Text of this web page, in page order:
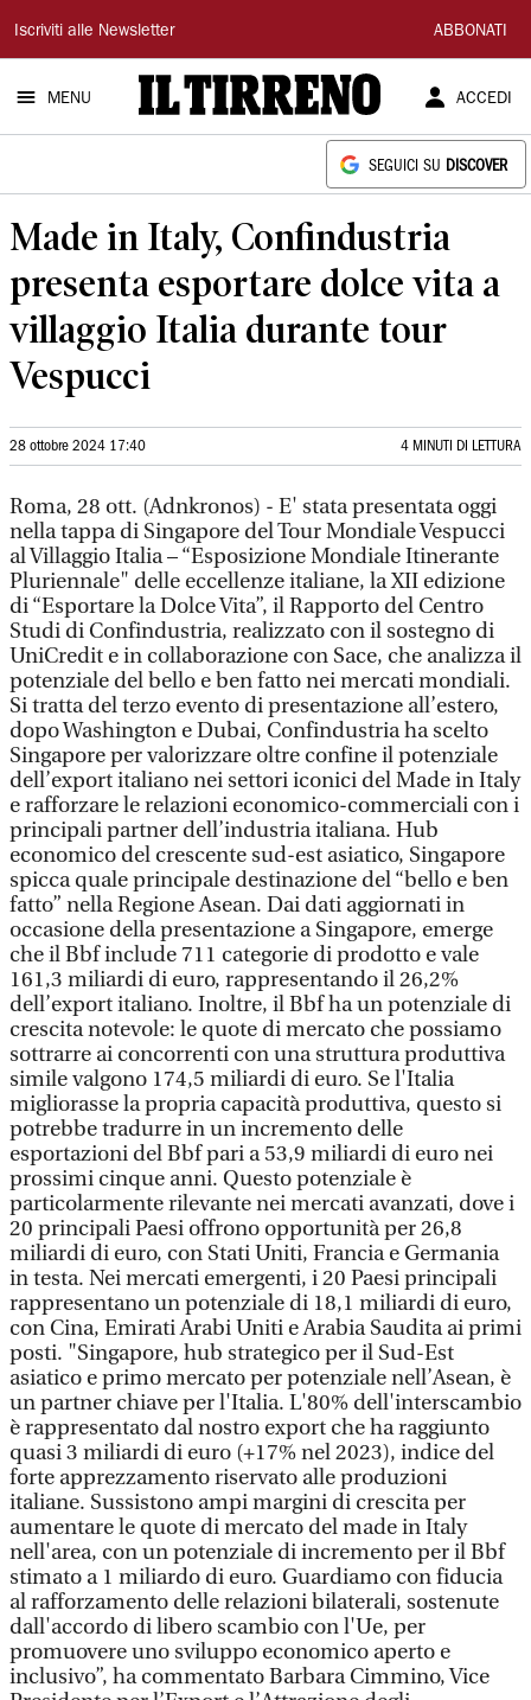
Il
Tirreno
Iscriviti alle Newsletter ABBONATI
MENU ACCEDI
SEGUICI SU DISCOVER
Made in Italy, Confindustria
presenta esportare dolce vita a
villaggio Italia durante tour
Vespucci
28 ottobre 2024 17:40 4 MINUTI DI LETTURA
Roma, 28 ott. (Adnkronos) - E' stata presentata oggi
nella tappa di Singapore del Tour Mondiale Vespucci
al Villaggio Italia – “Esposizione Mondiale Itinerante
Pluriennale" delle eccellenze italiane, la XII edizione
di “Esportare la Dolce Vita”, il Rapporto del Centro
Studi di Confindustria, realizzato con il sostegno di
UniCredit e in collaborazione con Sace, che analizza il
potenziale del bello e ben fatto nei mercati mondiali.
Si tratta del terzo evento di presentazione all’estero,
dopo Washington e Dubai, Confindustria ha scelto
Singapore per valorizzare oltre confine il potenziale
dell’export italiano nei settori iconici del Made in Italy
e rafforzare le relazioni economico-commerciali con i
principali partner dell’industria italiana. Hub
economico del crescente sud-est asiatico, Singapore
spicca quale principale destinazione del “bello e ben
fatto” nella Regione Asean. Dai dati aggiornati in
occasione della presentazione a Singapore, emerge
che il Bbf include 711 categorie di prodotto e vale
161,3 miliardi di euro, rappresentando il 26,2%
dell’export italiano. Inoltre, il Bbf ha un potenziale di
crescita notevole: le quote di mercato che possiamo
sottrarre ai concorrenti con una struttura produttiva
simile valgono 174,5 miliardi di euro. Se l'Italia
migliorasse la propria capacità produttiva, questo si
potrebbe tradurre in un incremento delle
esportazioni del Bbf pari a 53,9 miliardi di euro nei
prossimi cinque anni. Questo potenziale è
particolarmente rilevante nei mercati avanzati, dove i
20 principali Paesi offrono opportunità per 26,8
miliardi di euro, con Stati Uniti, Francia e Germania
in testa. Nei mercati emergenti, i 20 Paesi principali
rappresentano un potenziale di 18,1 miliardi di euro,
con Cina, Emirati Arabi Uniti e Arabia Saudita ai primi
posti. "Singapore, hub strategico per il Sud-Est
asiatico e primo mercato per potenziale nell’Asean, è
un partner chiave per l'Italia. L'80% dell'interscambio
è rappresentato dal nostro export che ha raggiunto
quasi 3 miliardi di euro (+17% nel 2023), indice del
forte apprezzamento riservato alle produzioni
italiane. Sussistono ampi margini di crescita per
aumentare le quote di mercato del made in Italy
nell'area, con un potenziale di incremento per il Bbf
stimato a 1 miliardo di euro. Guardiamo con fiducia
al rafforzamento delle relazioni bilaterali, sostenute
dall'accordo di libero scambio con l'Ue, per
promuovere uno sviluppo economico aperto e
inclusivo”, ha commentato Barbara Cimmino, Vice